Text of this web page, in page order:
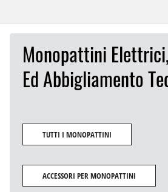
Monopattini
Ed Abbigliamento
TUTTI I MONOPATTINI
ACCESSORI PER MONOPATTINI